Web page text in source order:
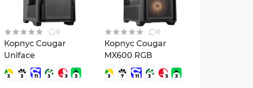
0
Корпус Cougar
Uniface
0
Корпус Cougar
MX600 RGB